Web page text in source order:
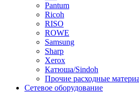
Pantum
Ricoh
RISO
ROWE
Samsung
Sharp
Xerox
Катюша/Sindoh
Прочие расходные
Сетевое оборудование